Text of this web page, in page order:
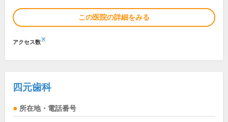
この医院の詳細をみる
アクセス数※
四元歯科
所在地・電話番号